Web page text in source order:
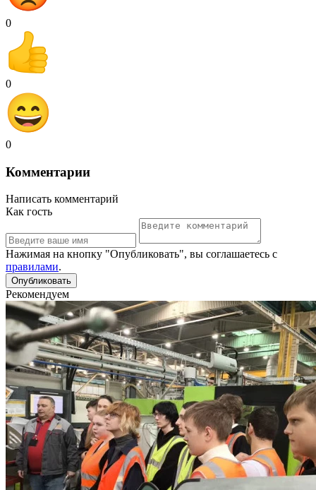
0
0
0
Комментарии
Написать комментарий
Как гость
Нажимая на кнопку "Опубликовать", вы соглашаетесь с
правилами.
Рекомендуем